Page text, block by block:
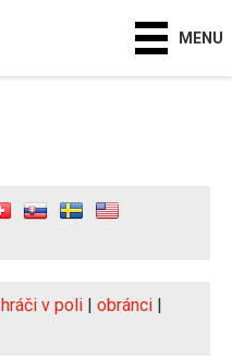
MENU
hráči v poli | obránci |